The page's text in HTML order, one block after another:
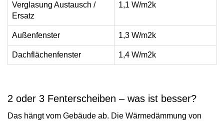
Verglasung Austausch /
Ersatz
1,1 W/m2k
Außenfenster 1,3 W/m2k
Dachflächenfenster 1,4 W/m2k
2 oder 3 Fenterscheiben – was ist besser?
Das hängt vom Gebäude ab. Die Wärmedämmung von